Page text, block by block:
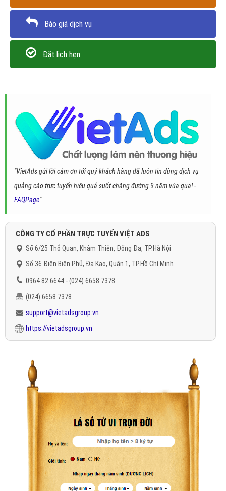
Báo giá dịch vụ
Đặt lịch hẹn
"VietAds gửi lời cảm ơn tới quý khách hàng đã luôn tin dùng dịch vụ
quảng cáo trực tuyến hiệu quả suốt chặng đường 9 năm vừa qua! -
FAQPage"
CÔNG TY CỔ PHẦN TRỰC TUYẾN VIỆT ADS
Số 6/25 Thổ Quan, Khâm Thiên, Đống Đa, TP.Hà Nội
Số 36 Điện Biên Phủ, Đa Kao, Quận 1, TP.Hồ Chí Minh
0964 82 6644 - (024) 6658 7378
(024) 6658 7378
support@vietadsgroup.vn
https://vietadsgroup.vn